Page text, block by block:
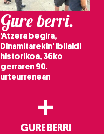
Gure berri.
'Atzera begira,
Dinamitarekin' ibilaldi
historikoa, 36ko
gerraren 90.
urteurrenean
+
GURE BERRI